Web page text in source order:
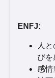
ENFJ:
人
びを
感情